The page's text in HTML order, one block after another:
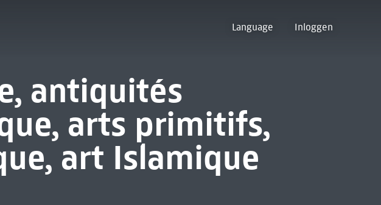
Language Inloggen
antiquités
arts primitifs,
art Islamique